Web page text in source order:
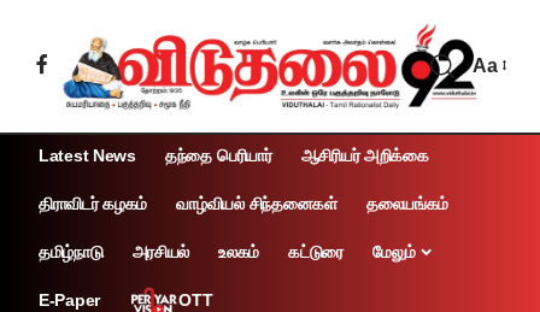
Aa
Latest News தந்தை பெரியார் ஆசிரியர் அறிக்கை
திராவிடர் கழகம் வாழ்வியல் சிந்தனைகள் தலையங்கம்
தமிழ்நாடு அரசியல் உலகம் கட்டுரை மேலும்
E-Paper OTT